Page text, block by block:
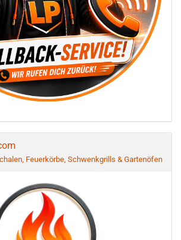
Feuerkörbe, Schwenkgrills & Gartenöfen